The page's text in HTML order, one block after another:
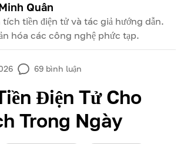
Quân
tiền điện tử và tác giả hướng dẫn.
hóa các công nghệ phức tạp.
69 bình luận
Điện Tử Cho
Trong Ngày